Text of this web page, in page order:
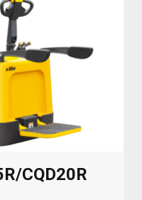
CQD20R